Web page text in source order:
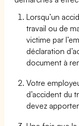
Lorsqu’un
travail ou de
victime par
déclaration
document à
Votre
d’accident du
devez